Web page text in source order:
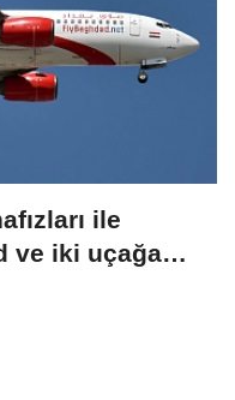
ile
ve iki uçağa